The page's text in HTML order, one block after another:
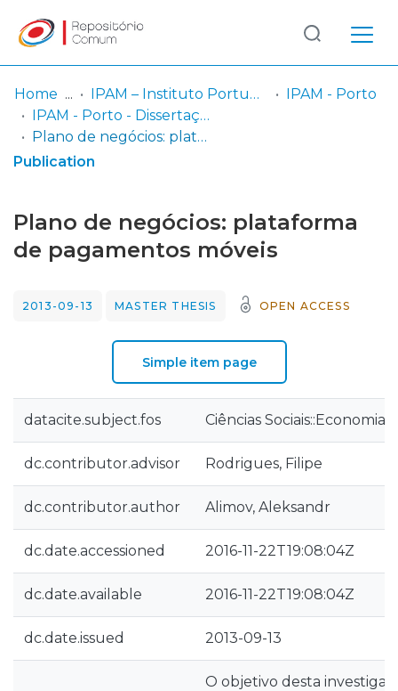
Communities
& Collections
Log
In
(current)
Home IPAM – Instituto Português de Administração de Marketing
IPAM - Porto
IPAM - Porto - Dissertação de Mestrado
Plano de negócios: plataforma de pagamentos móveis
Publication
Plano de negócios: plataforma
de pagamentos móveis
2013-09-13 MASTER THESIS OPEN ACCESS
Simple item page
datacite.subject.fos Ciências Sociais::Economia
dc.contributor.advisor Rodrigues, Filipe
dc.contributor.author Alimov, Aleksandr
dc.date.accessioned 2016-11-22T19:08:04Z
dc.date.available 2016-11-22T19:08:04Z
dc.date.issued 2013-09-13
O objetivo desta